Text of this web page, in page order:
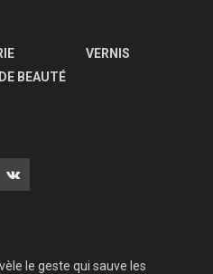
BEAUTÉ
VERNIS
le geste qui sauve les